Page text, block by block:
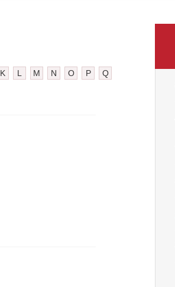
K L M N O P
Q